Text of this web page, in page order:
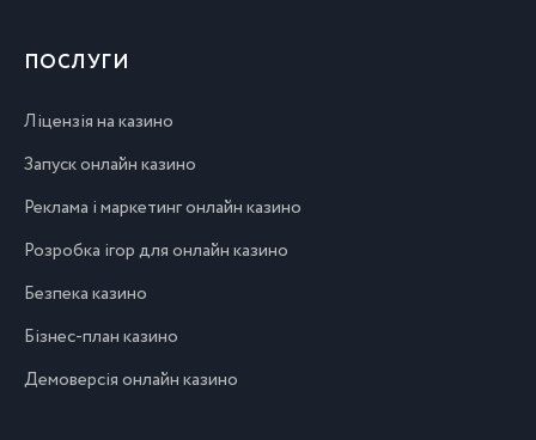
ПОСЛУГИ
Ліцензія на казино
Запуск онлайн казино
Реклама і маркетинг онлайн казино
Розробка ігор для онлайн казино
Безпека казино
Бізнес-план казино
Демоверсія онлайн казино